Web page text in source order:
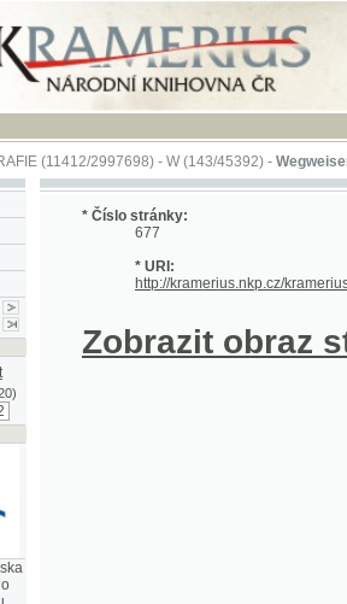
(11412/2997698) -W (143/45392)-Wegweiser durch
* Číslo stránky:
677
* URI:
http://kramerius.nkp.cz/kramerius/